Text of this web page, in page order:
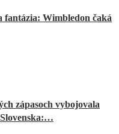
fantázia: Wimbledon čaká
zápasoch vybojovala